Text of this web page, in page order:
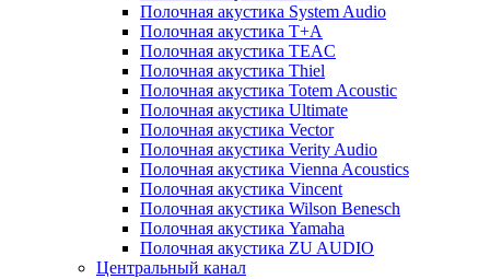
Полочная акустика System Audio
Полочная акустика T+A
Полочная акустика TEAC
Полочная акустика Thiel
Полочная акустика Totem Acoustic
Полочная акустика Ultimate
Полочная акустика Vector
Полочная акустика Verity Audio
Полочная акустика Vienna Acoustics
Полочная акустика Vincent
Полочная акустика Wilson Benesch
Полочная акустика Yamaha
Полочная акустика ZU AUDIO
Центральный канал